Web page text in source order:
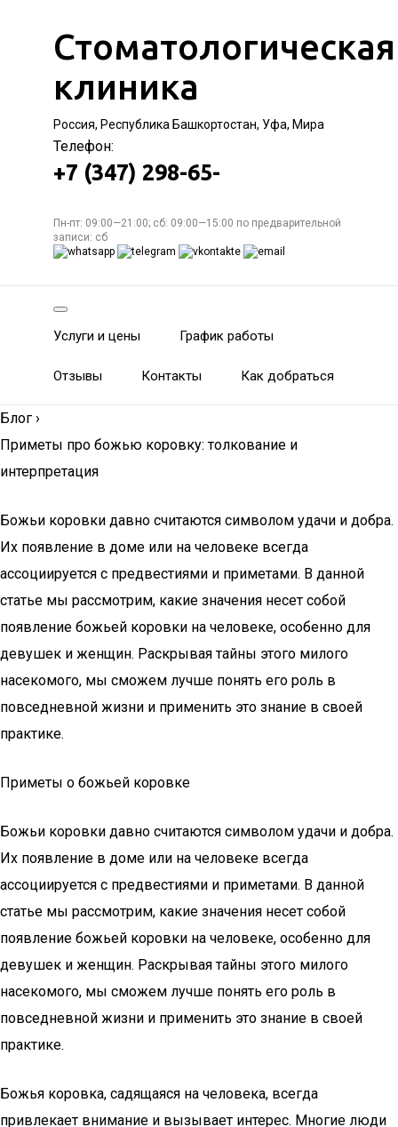
Стоматологическая
клиника
Россия, Республика Башкортостан, Уфа, Мира
Телефон:
+7 (347) 298-65-
Пн-пт: 09:00—21:00; сб: 09:00—15:00 по предварительной
записи: сб
Услуги и цены График работы
Отзывы Контакты Как добраться
Блог ›
Приметы про божью коровку: толкование и
интерпретация
Божьи коровки давно считаются символом удачи и добра.
Их появление в доме или на человеке всегда
ассоциируется с предвестиями и приметами. В данной
статье мы рассмотрим, какие значения несет собой
появление божьей коровки на человеке, особенно для
девушек и женщин. Раскрывая тайны этого милого
насекомого, мы сможем лучше понять его роль в
повседневной жизни и применить это знание в своей
практике.
Приметы о божьей коровке
Божьи коровки давно считаются символом удачи и добра.
Их появление в доме или на человеке всегда
ассоциируется с предвестиями и приметами. В данной
статье мы рассмотрим, какие значения несет собой
появление божьей коровки на человеке, особенно для
девушек и женщин. Раскрывая тайны этого милого
насекомого, мы сможем лучше понять его роль в
повседневной жизни и применить это знание в своей
практике.
Божья коровка, садящаяся на человека, всегда
привлекает внимание и вызывает интерес. Многие люди